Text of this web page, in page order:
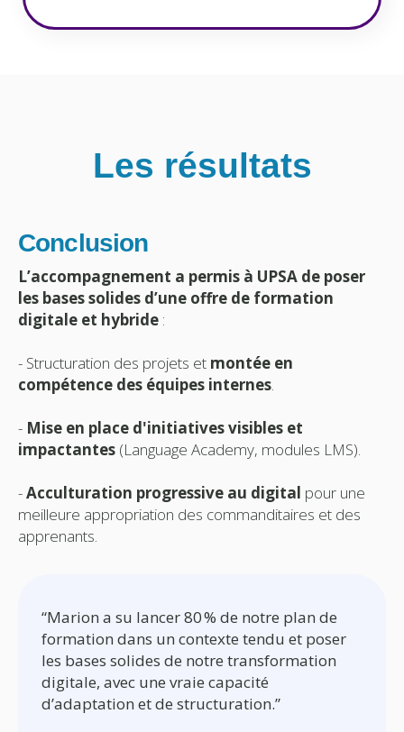
Les résultats
Conclusion
L’accompagnement a permis à UPSA de poser
les bases solides d’une offre de formation
digitale et hybride :
- Structuration des projets et montée en
compétence des équipes internes.
- Mise en place d'initiatives visibles et
impactantes (Language Academy, modules LMS).
-Acculturation progressive au digital pour une
meilleure appropriation des commanditaires et des
apprenants.
“Marion a su lancer 80 % de notre plan de
formation dans un contexte tendu et poser
les bases solides de notre transformation
digitale, avec une vraie capacité
d’adaptation et de structuration.”